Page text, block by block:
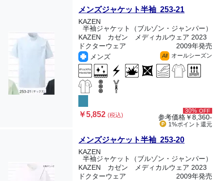
メンズジャケット半袖 253-21
KAZEN
半袖ジャケット（ブルゾン・ジャンパー）
KAZEN カゼン メディカルウェア 2023
ドクターウェア
2009年発売
メンズ
All オールシーズン
￥5,852(税込)
30% OFF
参考価格￥8,360-
1%ポイント 還元
メンズジャケット半袖 253-20
KAZEN
半袖ジャケット（ブルゾン・ジャンパー）
KAZEN カゼン メディカルウェア 2023
ドクターウェア
2009年発売